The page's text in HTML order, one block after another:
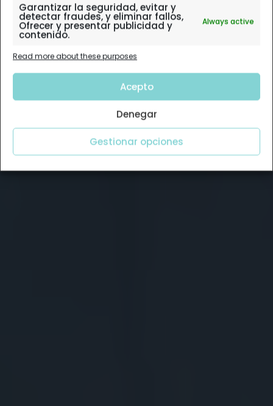
Garantizar la seguridad, evitar y
detectar fraudes, y eliminar fallos,
Ofrecer y presentar publicidad y
contenido.
Always active
Read more about these purposes
Acepto
Denegar
Gestionar opciones